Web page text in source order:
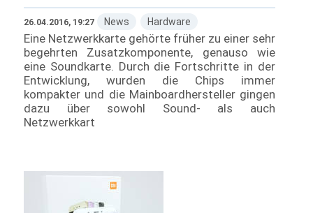
26.04.2016, 19:27 News Hardware
Eine Netzwerkkarte gehörte früher zu einer sehr
begehrten Zusatzkomponente, genauso wie
eine Soundkarte. Durch die Fortschritte in der
Entwicklung, wurden die Chips immer
kompakter und die Mainboardhersteller gingen
dazu über sowohl Sound- als auch
Netzwerkkart